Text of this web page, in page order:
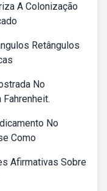
A Colonização
Retângulos
No
No
Como
Afirmativas Sobre